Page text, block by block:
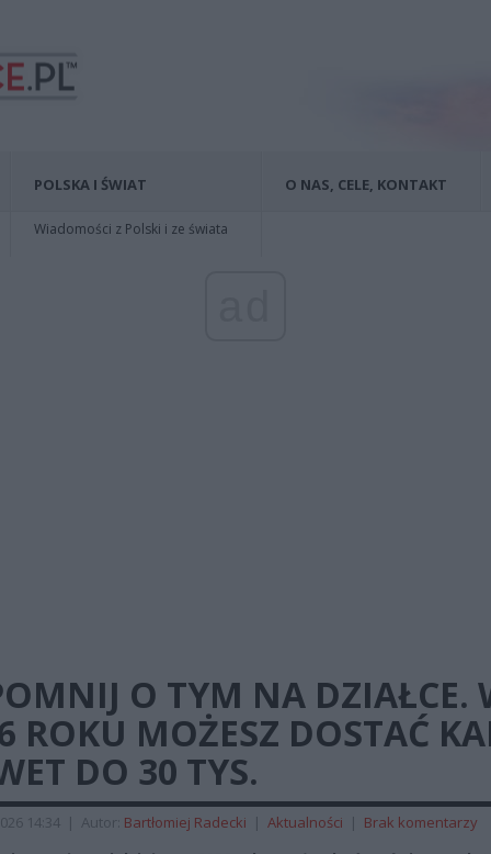
POLSKA I ŚWIAT
Wiadomości z Polski i ze świata
O NAS, CELE, KONTAKT
O TYM NA DZIAŁCE.
ROKU MOŻESZ DOSTAĆ
DO 30 TYS.
14:34 | Autor: Bartłomiej Radecki | Aktualności | Brak komentarzy